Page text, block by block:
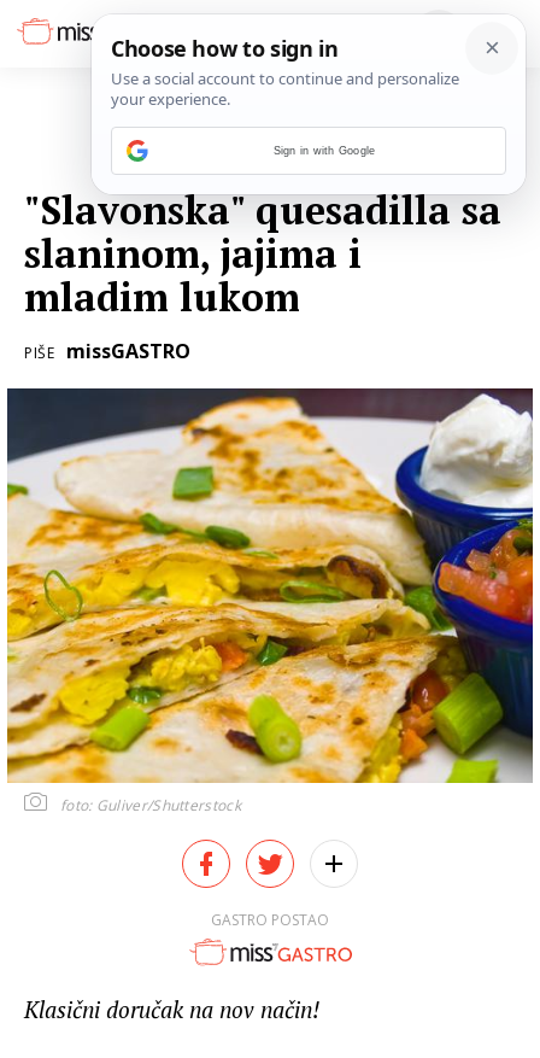
"Slavonska" quesadilla sa
slaninom, jajima i
mladim lukom
PIŠE missGASTRO
foto: Guliver/Shutterstock
GASTRO POSTAO
Klasični doručak na nov način!
Sign in with Google